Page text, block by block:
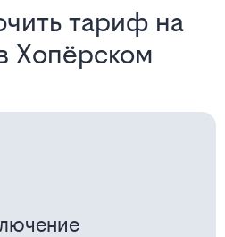
тариф на
Хопёрском